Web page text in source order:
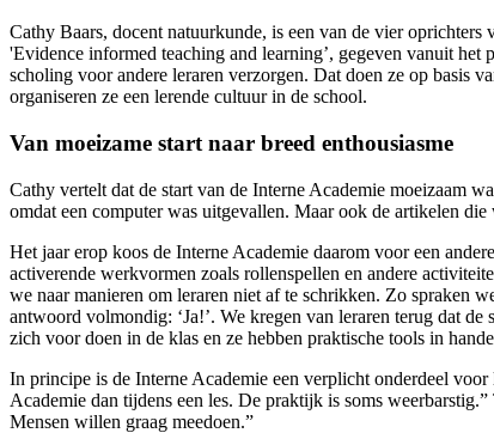
Cathy Baars, docent natuurkunde, is een van de vier
'Evidence informed teaching and learning’, gegeven vanuit het
scholing voor andere leraren verzorgen. Dat doen ze op basis
organiseren ze een lerende cultuur in de school.
Van moeizame start naar breed enthousiasme
Cathy vertelt dat de start van de Interne Academie moeizaam
omdat een computer was uitgevallen. Maar ook de artikelen
Het jaar erop koos de Interne Academie daarom voor een
activerende werkvormen zoals rollenspellen en andere
we naar manieren om leraren niet af te schrikken. Zo spraken
antwoord volmondig: ‘Ja!’. We kregen van leraren terug dat
zich voor doen in de klas en ze hebben praktische tools in
In principe is de Interne Academie een verplicht onderdeel
Academie dan tijdens een les. De praktijk is soms
Mensen willen graag meedoen.”